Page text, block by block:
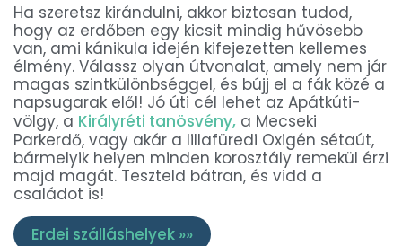
Ha szeretsz kirándulni, akkor biztosan tudod,
hogy az erdőben egy kicsit mindig hűvösebb
van, ami kánikula idején kifejezetten kellemes
élmény. Válassz olyan útvonalat, amely nem jár
magas szintkülönbséggel, és bújj el a fák közé a
napsugarak elől! Jó úti cél lehet az Apátkúti-
völgy, a Királyréti tanösvény, a Mecseki
Parkerdő, vagy akár a lillafüredi Oxigén sétaút,
bármelyik helyen minden korosztály remekül érzi
majd magát. Teszteld bátran, és vidd a
családot is!
Erdei szálláshelyek »»